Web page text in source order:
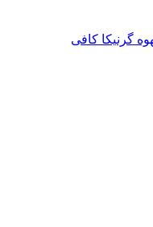
گرنیکا کافی